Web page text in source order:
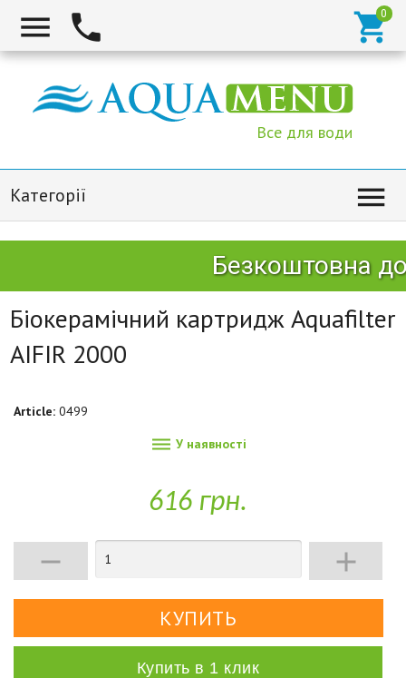
  
Все для води
Категорії 
Безкоштовна
Біокерамічний картридж Aquafilter
AIFIR 2000
Article: 0499
 У наявності
616 грн.
 
Купить в 1 клик